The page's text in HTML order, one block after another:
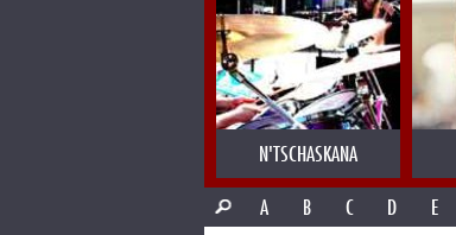
N'TSCHASKANA
A
B C D E